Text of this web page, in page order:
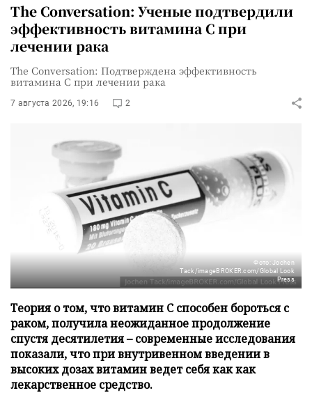
The Conversation: Ученые подтвердили
эффективность витамина C при
лечении рака
The Conversation: Подтверждена эффективность
витамина C при лечении рака
7 августа 2026, 19:16 2
Фото: Jochen
Tack/imageBROKER.com/Global Look
Press
Теория о том, что витамин C способен бороться с
раком, получила неожиданное продолжение
спустя десятилетия – современные исследования
показали, что при внутривенном введении в
высоких дозах витамин ведет себя как как
лекарственное средство.